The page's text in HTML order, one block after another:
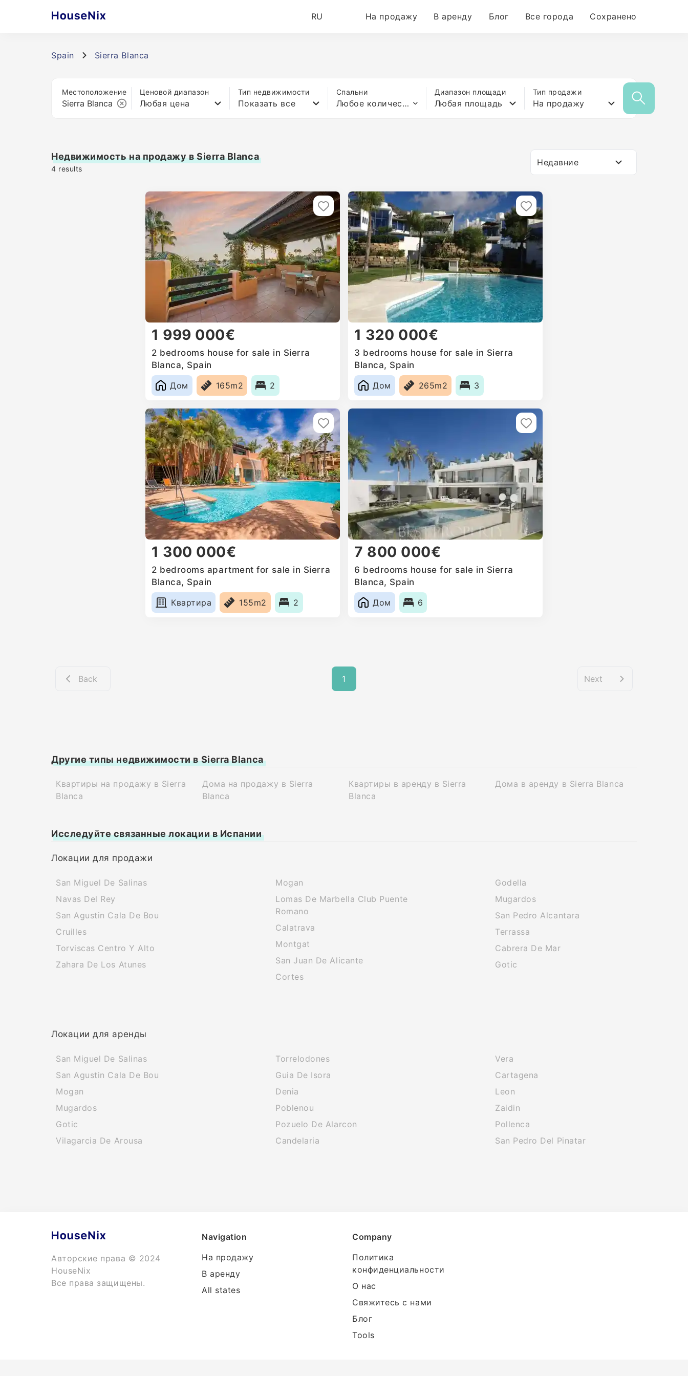
RU На продажу В аренду Блог Все города Сохранено
Spain Sierra Blanca
Местоположение Ценовой диапазон
Любая цена
Тип недвижимости
Показать все
Спальни
Любое количество спален
Диапазон площади
Любая площадь
Тип продажи
На продажу
Недвижимость на продажу в Sierra Blanca
4 results
Недавние
1 999 000€
2 bedrooms house for sale in Sierra
Blanca, Spain
Дом
165m2 2
1 320 000€
3 bedrooms house for sale in Sierra
Blanca, Spain
Дом
265m2 3
1 300 000€
2 bedrooms apartment for sale in Sierra
Blanca, Spain
Квартира
155m2 2
7 800 000€
6 bedrooms house for sale in Sierra
Blanca, Spain
Дом
6
Back 1 Next
Другие типы недвижимости в Sierra Blanca
Квартиры на продажу в Sierra
Blanca
Дома на продажу в Sierra
Blanca
Квартиры в аренду в Sierra
Blanca
Дома в аренду в Sierra Blanca
Исследуйте связанные локации в Испании
Локации для продажи
San Miguel De Salinas
Navas Del Rey
San Agustin Cala De Bou
Cruilles
Torviscas Centro Y Alto
Zahara De Los Atunes
Mogan
Lomas De Marbella Club Puente
Romano
Calatrava
Montgat
San Juan De Alicante
Cortes
Godella
Mugardos
San Pedro Alcantara
Terrassa
Cabrera De Mar
Gotic
Локации для аренды
San Miguel De Salinas
San Agustin Cala De Bou
Mogan
Mugardos
Gotic
Vilagarcia De Arousa
Torrelodones
Guia De Isora
Denia
Poblenou
Pozuelo De Alarcon
Candelaria
Vera
Cartagena
Leon
Zaidin
Pollenca
San Pedro Del Pinatar
Авторские права © 2024
HouseNix
Все права защищены.
Navigation
На продажу
В аренду
All states
Company
Политика
конфиденциальности
О нас
Свяжитесь с нами
Блог
Tools